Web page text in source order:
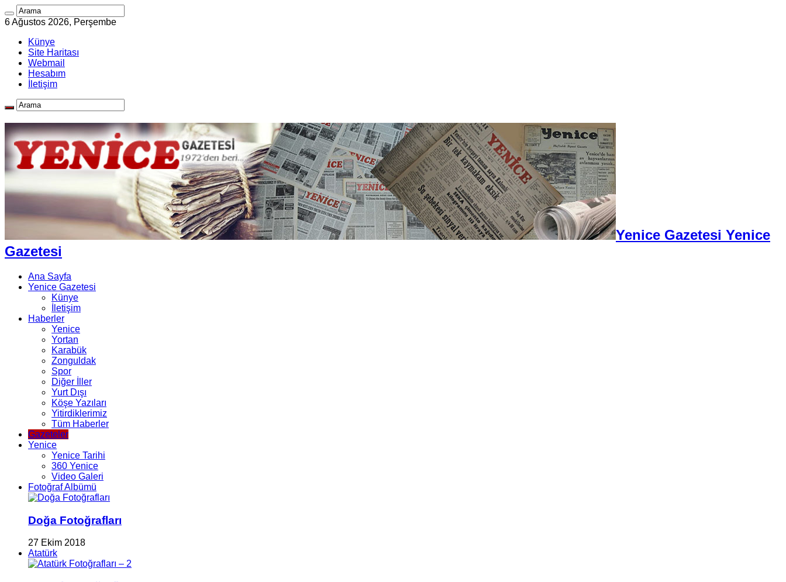
6 Ağustos 2026, Perşembe
Künye
Site Haritası
Webmail
Hesabım
İletişim
Yenice Gazetesi Yenice
Gazetesi
Ana Sayfa
Yenice Gazetesi
Künye
İletişim
Haberler
Yenice
Yortan
Karabük
Zonguldak
Spor
Diğer İller
Yurt Dışı
Köşe Yazıları
Yitirdiklerimiz
Tüm Haberler
Gazeteler
Yenice
Yenice Tarihi
360 Yenice
Video Galeri
Fotoğraf Albümü
Doğa Fotoğrafları
27 Ekim 2018
Atatürk